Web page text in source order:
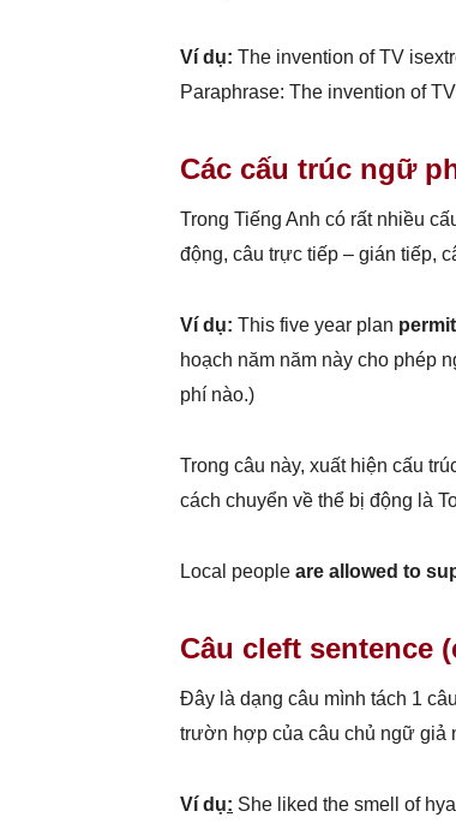
Ví dụ: The invention of TV
Paraphrase: The invention of
Các cấu trúc ngữ
Trong Tiếng Anh có rất nhiều
động, câu trực tiếp – gián tiếp,
Ví dụ: This five year plan
hoạch năm năm này cho phép
phí nào.)
Trong câu này, xuất hiện cấu
cách chuyển về thể bị động là
Local people are allowed to
Câu cleft sentence
Đây là dạng câu mình tách 1
trườn hợp của câu chủ ngữ giả
Ví dụ: She liked the smell of